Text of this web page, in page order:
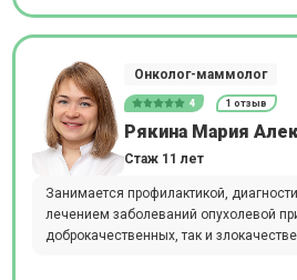
Онколог-маммолог
4 1 отзыв
Рякина Мария
Стаж 11 лет
Занимается профилактикой,
лечением заболеваний опухолевой
доброкачественных, так и